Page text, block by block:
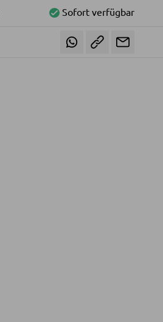
Sofort verfügbar